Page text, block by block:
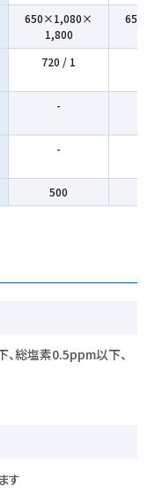
650×1,080×
1,800
720 / 1
-
-
500
総塩素0.5ppm以下、
す